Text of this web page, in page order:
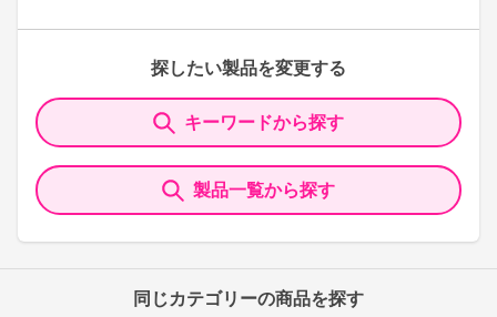
探したい製品を変更する
キーワードから探す
製品一覧から探す
同じカテゴリーの商品を探す